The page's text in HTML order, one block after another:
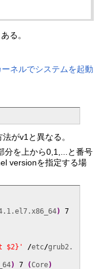
る。
ネルでシステムを起動
がv1と異なる。
分を上から0,1,...と番号
versionを指定する場
)
7
$2}' /etc/grub2.
) 7 (Core)